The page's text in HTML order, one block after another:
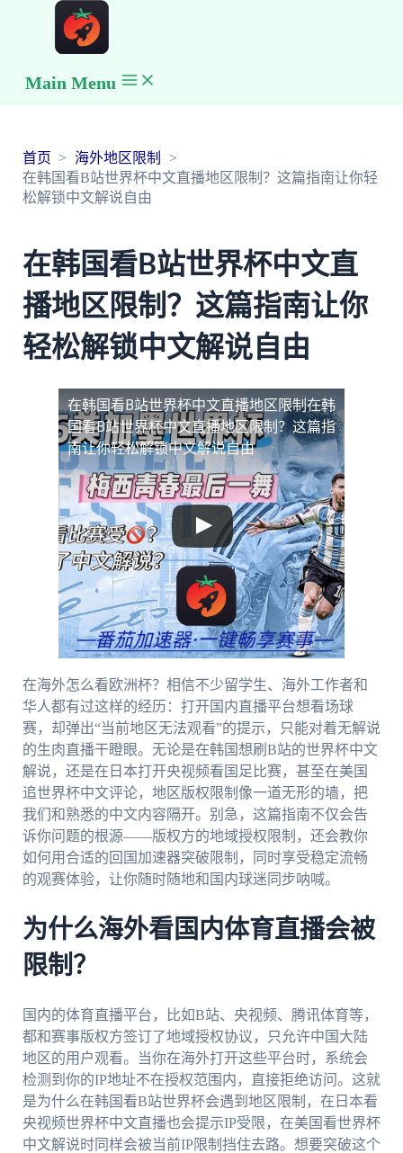
Main Menu
首页
海外地区限制
在韩国看B站世界杯中文直播地区限制？这篇指南让你轻
松解锁中文解说自由
在韩国看B站世界杯中文直
播地区限制？这篇指南让你
轻松解锁中文解说自由
在韩国看B站世界杯中文直播地区限制在韩
国看B站世界杯中文直播地区限制？这篇指
南让你轻松解锁中文解说自由
在海外怎么看欧洲杯？相信不少留学生、海外工作者和
华人都有过这样的经历：打开国内直播平台想看场球
赛，却弹出“当前地区无法观看”的提示，只能对着无解说
的生肉直播干瞪眼。无论是在韩国想刷B站的世界杯中文
解说，还是在日本打开央视频看国足比赛，甚至在美国
追世界杯中文评论，地区版权限制像一道无形的墙，把
我们和熟悉的中文内容隔开。别急，这篇指南不仅会告
诉你问题的根源——版权方的地域授权限制，还会教你
如何用合适的回国加速器突破限制，同时享受稳定流畅
的观赛体验，让你随时随地和国内球迷同步呐喊。
为什么海外看国内体育直播会被
限制？
国内的体育直播平台，比如B站、央视频、腾讯体育等，
都和赛事版权方签订了地域授权协议，只允许中国大陆
地区的用户观看。当你在海外打开这些平台时，系统会
检测到你的IP地址不在授权范围内，直接拒绝访问。这就
是为什么在韩国看B站世界杯会遇到地区限制，在日本看
央视频世界杯中文直播也会提示IP受限，在美国看世界杯
中文解说时同样会被当前IP限制挡住去路。想要突破这个